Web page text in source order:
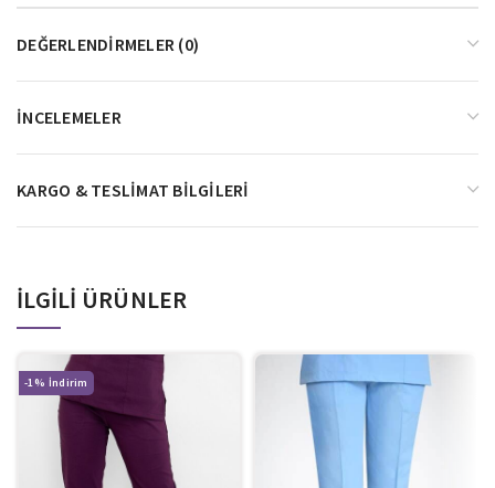
DEĞERLENDIRMELER (0)
İNCELEMELER
KARGO & TESLIMAT BILGILERI
İLGILI ÜRÜNLER
-1%